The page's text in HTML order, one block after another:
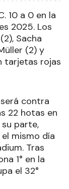
10 a 0 en la
2025. Los
Sacha
(2) y
tarjetas rojas
contra
22 hotas en
su parte,
mismo día
Tras
1° en la
el 32°